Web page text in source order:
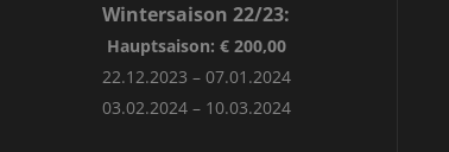
Wintersaison 22/23:
Hauptsaison: € 200,00
22.12.2023 – 07.01.2024
03.02.2024 – 10.03.2024